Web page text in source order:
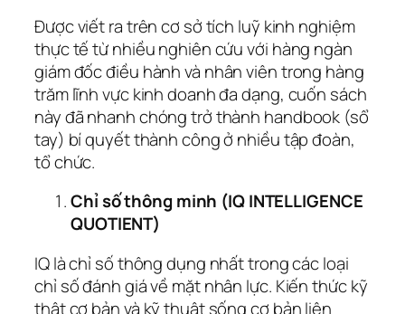
Được viết ra trên cơ sở tích luỹ kinh nghiệm
thực tế từ nhiều nghiên cứu với hàng ngàn
giám đốc điều hành và nhân viên trong hàng
trăm lĩnh vực kinh doanh đa dạng, cuốn sách
này đã nhanh chóng trở thành handbook (sổ
tay) bí quyết thành công ở nhiều tập đoàn,
tổ chức.
Chỉ số thông minh (IQ INTELLIGENCE
QUOTIENT)
IQ là chỉ số thông dụng nhất trong các loại
chỉ số đánh giá về mặt nhân lực. Kiến thức kỹ
thật cơ bản và kỹ thuật sống cơ bản liên